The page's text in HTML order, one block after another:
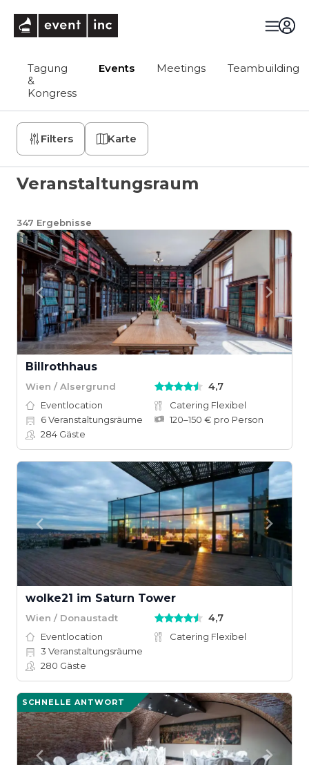
Tagung
&
Kongress
Events Meetings Teambuilding
Filters Karte
Veranstaltungsraum
347 Ergebnisse
Billrothhaus
Wien / Alsergrund 4,7
Eventlocation
Catering Flexibel
6Veranstaltungsräume
120–150 € pro Person
284 Gäste
wolke21 im Saturn Tower
Wien / Donaustadt 4,7
Eventlocation
Catering Flexibel
3 Veranstaltungsräume
280 Gäste
SCHNELLE ANTWORT